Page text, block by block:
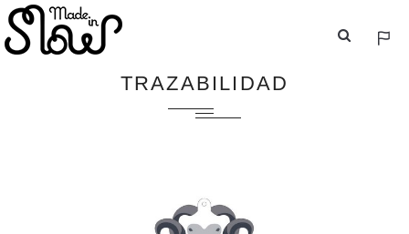
TRAZABILIDAD